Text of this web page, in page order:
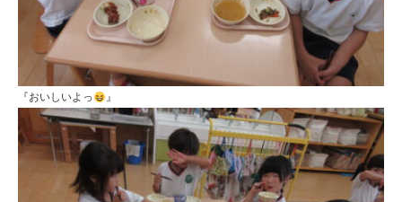
『おいしいよっ 』